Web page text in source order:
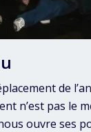
de
n’est pas le
ouvre ses